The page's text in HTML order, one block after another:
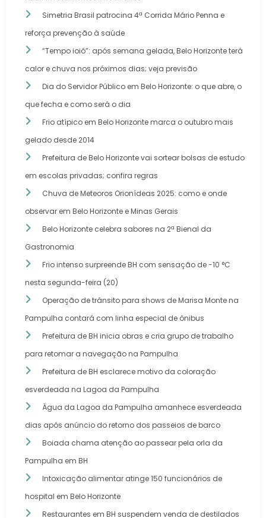
Simetria Brasil patrocina 4ª Corrida Mário Penna e
reforça prevenção à saúde
“Tempo ioiô”: após semana gelada, Belo Horizonte terá
calor e chuva nos próximos dias; veja previsão
Dia do Servidor Público em Belo Horizonte: o que abre, o
que fecha e como será o dia
Frio atípico em Belo Horizonte marca o outubro mais
gelado desde 2014
Prefeitura de Belo Horizonte vai sortear bolsas de estudo
em escolas privadas; confira regras
Chuva de Meteoros Orionídeas 2025: como e onde
observar em Belo Horizonte e Minas Gerais
Belo Horizonte celebra sabores na 2ª Bienal da
Gastronomia
Frio intenso surpreende BH com sensação de -10 °C
nesta segunda-feira (20)
Operação de trânsito para shows de Marisa Monte na
Pampulha contará com linha especial de ônibus
Prefeitura de BH inicia obras e cria grupo de trabalho
para retomar a navegação na Pampulha
Prefeitura de BH esclarece motivo da coloração
esverdeada na Lagoa da Pampulha
Água da Lagoa da Pampulha amanhece esverdeada
dias após anúncio do retorno dos passeios de barco
Boiada chama atenção ao passear pela orla da
Pampulha em BH
Intoxicação alimentar atinge 150 funcionários de
hospital em Belo Horizonte
Restaurantes em BH suspendem venda de destilados